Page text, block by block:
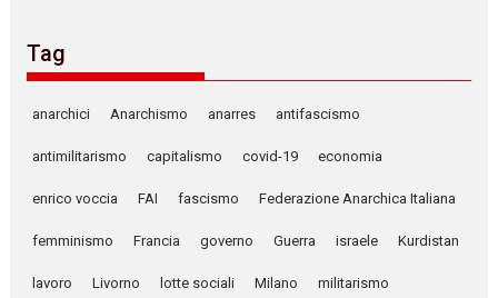
Tag
anarchici Anarchismo anarres antifascismo
antimilitarismo capitalismo covid-19 economia
enrico voccia FAI fascismo Federazione Anarchica Italiana
femminismo Francia governo Guerra israele Kurdistan
lavoro Livorno lotte sociali Milano militarismo